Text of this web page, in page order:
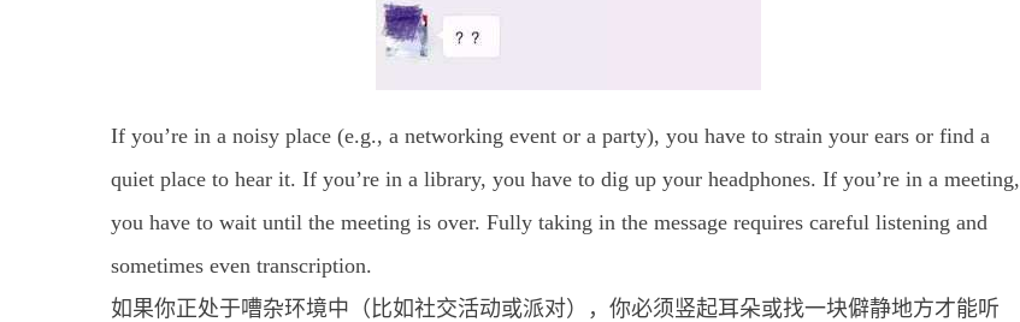
If you’re in a noisy place (e.g., a networking event or a party), you have to strain your ears or find a
quiet place to hear it. If you’re in a library, you have to dig up your headphones. If you’re in a meeting,
you have to wait until the meeting is over. Fully taking in the message requires careful listening and
sometimes even transcription.
如果你正处于嘈杂环境中（比如社交活动或派对），你必须竖起耳朵或找一块僻静地方才能听